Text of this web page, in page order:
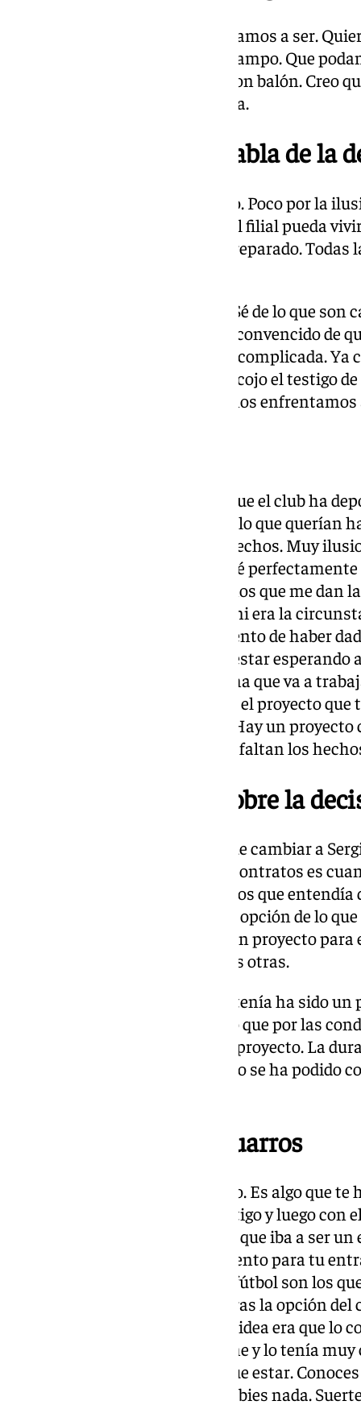
Tengo una idea clara de lo que vamos a ser.
atrevido y que se entrega en el campo. Que
podamos dominar a los rivales on balón. Creo
que sería un error ir en otra línea.
13.15 horas | Funes habla de la
Soy una persona de dormir poco. Poco por la
Imaginad que un entrenador del filial pueda
situación de la que me siento preparado. Todas
Conozco muy bien la plantilla. Sé de lo que son
plantilla de mucha valía. Estoy convencido de
de entrenador es una situación complicada.
del equipo en pretemporada. Recojo el testigo
pasó en el filial. Cuando llegué nos
Quería agradecer la confianza que el club ha
siempre una intención clara de lo que querían
veces, lo han demostrado con hechos. Muy
equipo. Llevo mucho tiempo y sé
representa. Hace casi cuatro años que me dan
con el primer equipo. No se dio ni era la
Afronto el reto, estoy muy contento de haber
única para mí. La gente podría estar
mí van a encontrar a esa persona que va a
Me siento muy identificado con el proyecto
de las cosas más importantes. Hay un
partícipe. Sobran las palabras y faltan los
13.05 horas | Loren sobre la
Cuando decidimos que había que cambiar a
Siempre pasa que al firmar los contratos es
listas de entrenadores, pero de los que
entrenador del club es Funes, la opción de lo
había muchos más. Funes era un proyecto
opción tan importante como las otras.
De los pocos entrenadores que tenía ha sido
entendían que era un buen sitio que por las
llegábamos. En otros ha sido el proyecto. La
hablar con tres posibilidades. No se ha podido
13.02 horas | Loren Juarros
«Funes, esto no es ningún regalo. Es algo que
que tuve una conversación contigo y luego con
haciendo siempre he pensando que iba a ser
Consideraba que el mejor momento para tu
de temporada. Los tiempos del fútbol son los
Sergio ha tenido que salir y tú eras la opción del
trabajar otra opción ,porque mi idea era que lo
temporada. Mi decisión era firme y lo tenía
a llevar al equipo donde tiene que estar.
puede ser. Sé tú mismo. No cambies nada.